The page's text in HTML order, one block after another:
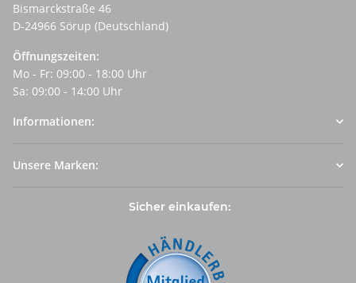
Bismarckstraße 46
D-24966 Sörup (Deutschland)
Öffnungszeiten:
Mo - Fr: 09:00 - 18:00 Uhr
Sa: 09:00 - 14:00 Uhr
Informationen:
Unsere Marken:
Sicher einkaufen: